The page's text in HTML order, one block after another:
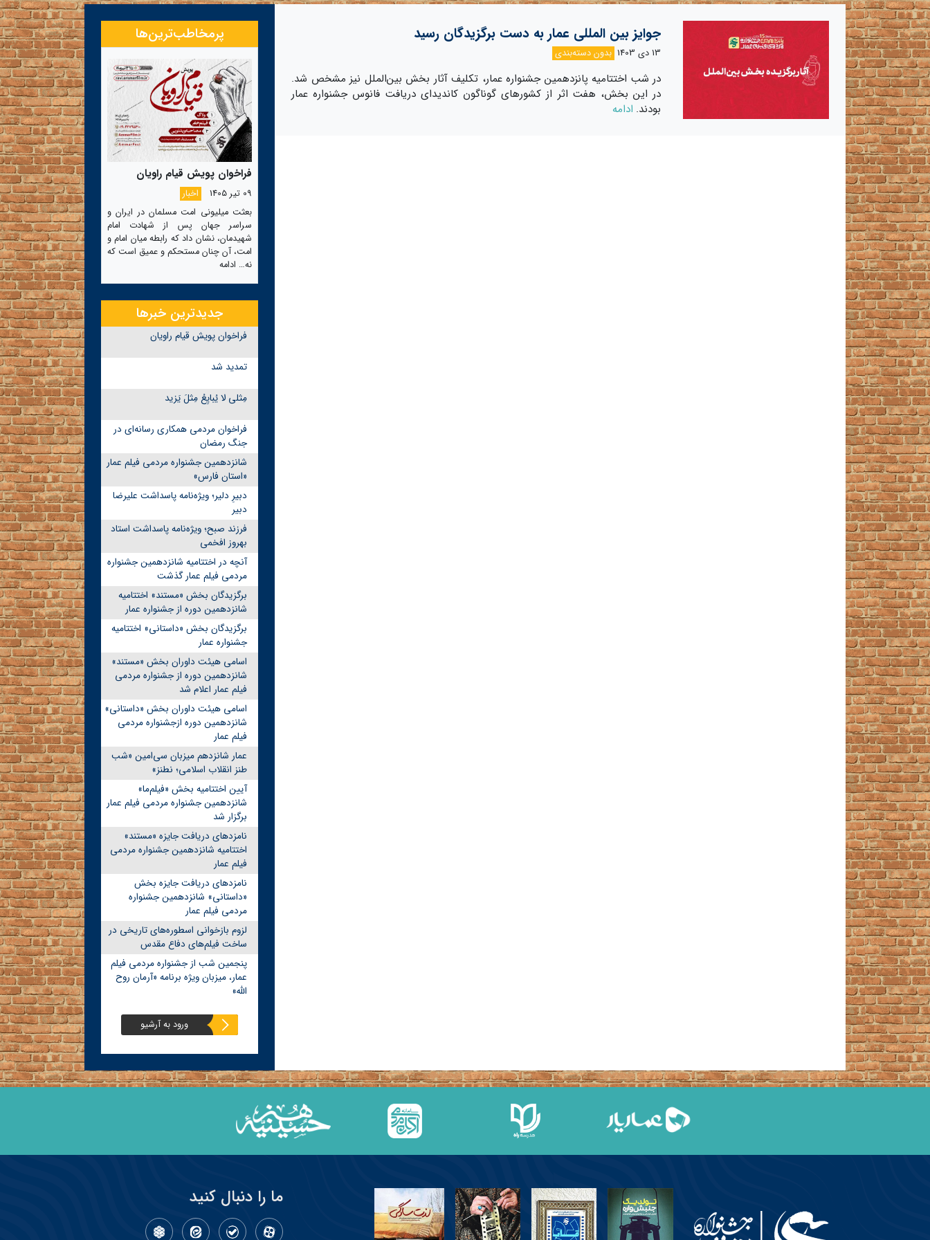
جوایز بین المللی عمار به دست برگزیدگان رسید
13 دی 1403 بدون دسته‌بندی
در شب اختتامیه پانزدهمین جشنواره عمار، تکلیف آثار بخش بین‌الملل نیز مشخص شد.
در این بخش، هفت اثر از کشورهای گوناگون کاندیدای دریافت فانوس جشنواره عمار
بودند. ادامه
پرمخاطب‌ترین‌ها
فراخوان پویش قیام راویان
09 تیر 1405
اخبار
بعثت میلیونی امت مسلمان در ایران و
سراسر جهان پس از شهادت امام
شهیدمان، نشان داد که رابطه میان امام و
امت، آن چنان مستحکم و عمیق است که
نه… ادامه
جدیدترین خبرها
فراخوان پویش قیام راویان
تمدید شد
مِثلی لا یُبایِعُ مِثلَ یَزید
فراخوان مردمی همکاری رسانه‌ای در
جنگ رمضان
شانزدهمین جشنواره مردمی فیلم عمار
«استان فارس»
دبیرِ دلیر؛ ویژه‌نامه پاسداشت علیرضا
دبیر
فرزند صبح؛ ویژه‌نامه پاسداشت استاد
بهروز افخمی
آنچه در اختتامیه شانزدهمین جشنواره
مردمی فیلم عمار گذشت
برگزیدگان بخش «مستند» اختتامیه
شانزدهمین دوره از جشنواره عمار
برگزیدگان بخش «داستانی» اختتامیه
جشنواره عمار
اسامی هیئت داوران بخش «مستند»
شانزدهمین دوره از جشنواره مردمی
فیلم عمار اعلام شد
اسامی هیئت داوران بخش «داستانی»
شانزدهمین دوره ازجشنواره مردمی
فیلم عمار
عمار شانزدهم میزبان سی‌امین «شب
طنز انقلاب اسلامی؛ نطنز»
آیین اختتامیه بخش «فیلم‌ما»
شانزدهمین جشنواره مردمی فیلم عمار
برگزار شد
نامزدهای دریافت جایزه «مستند»
اختتامیه شانزدهمین جشنواره مردمی
فیلم عمار
نامزدهای دریافت جایزه بخش
«داستانی» شانزدهمین جشنواره
مردمی فیلم عمار
لزوم بازخوانی اسطوره‌های تاریخی در
ساخت فیلم‌های دفاع مقدس
پنجمین شب از جشنواره مردمی فیلم
عمار، میزبان ویژه برنامه «آرمان روح
الله»
ورود به آرشیو
ما را دنبال کنید